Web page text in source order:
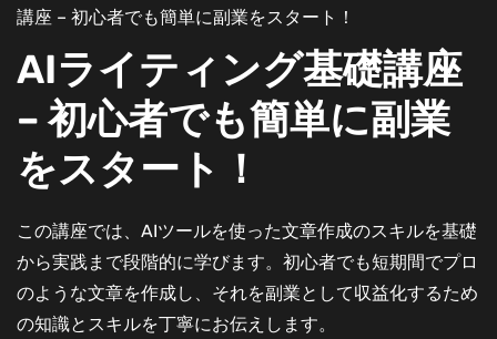
講座 – 初心者でも簡単に副業をスタート！
AIライティング基礎講座
– 初心者でも簡単に副業
をスタート！
この講座では、AIツールを使った文章作成のスキルを基礎
から実践まで段階的に学びます。初心者でも短期間でプロ
のような文章を作成し、それを副業として収益化するため
の知識とスキルを丁寧にお伝えします。